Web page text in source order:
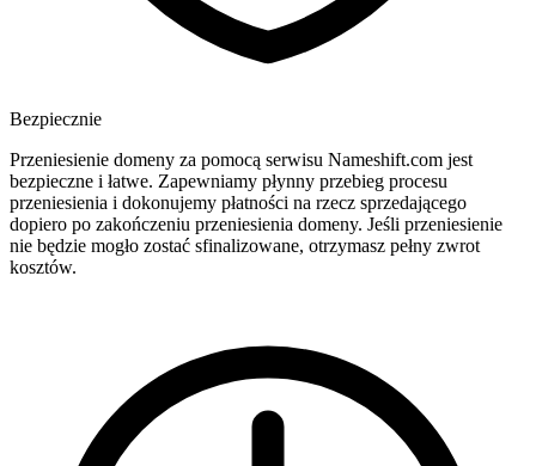
Bezpiecznie
Przeniesienie domeny za pomocą serwisu Nameshift.com jest
bezpieczne i łatwe. Zapewniamy płynny przebieg procesu
przeniesienia i dokonujemy płatności na rzecz sprzedającego
dopiero po zakończeniu przeniesienia domeny. Jeśli przeniesienie
nie będzie mogło zostać sfinalizowane, otrzymasz pełny zwrot
kosztów.